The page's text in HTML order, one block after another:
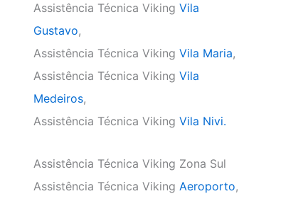
Assistência Técnica Viking Vila
Gustavo,
Assistência Técnica Viking Vila Maria,
Assistência Técnica Viking Vila
Medeiros,
Assistência Técnica Viking Vila Nivi.
Assistência Técnica Viking Zona Sul
Assistência Técnica Viking Aeroporto,